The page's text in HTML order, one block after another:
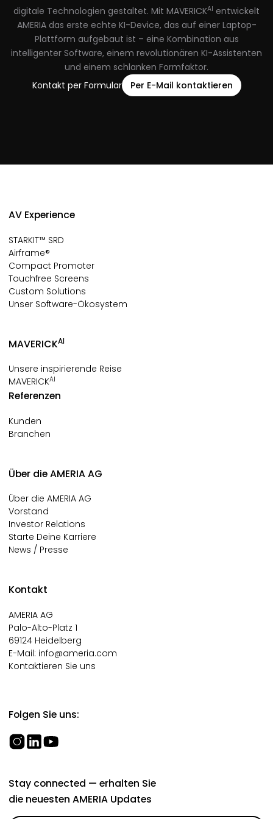
digitale Technologien gestaltet. Mit MAVERICKAI entwickelt
AMERIA das erste echte KI-Device, das auf einer Laptop-
Plattform aufgebaut ist – eine Kombination aus
intelligenter Software, einem revolutionären KI-Assistenten
und einem schlanken Formfaktor.
Kontakt per Formular
Per E-Mail kontaktieren
AV Experience
STARKIT™ SRD
Airframe®
Compact Promoter
Touchfree Screens
Custom Solutions
Unser Software-Ökosystem
MAVERICKAI
Unsere inspirierende Reise
MAVERICKAI
Referenzen
Kunden
Branchen
Über die AMERIA AG
Über die AMERIA AG
Vorstand
Investor Relations
Starte Deine Karriere
News / Presse
Kontakt
AMERIA AG
Palo-Alto-Platz 1
69124 Heidelberg
E-Mail: info@ameria.com
Kontaktieren Sie uns
Folgen Sie uns:
Stay connected — erhalten Sie
die neuesten AMERIA Updates